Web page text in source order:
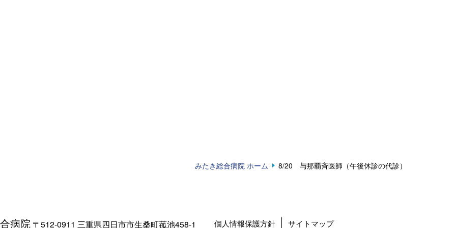
みたき総合病院 ホーム 8/20 与那覇斉医師（午後休診の代診）
病院 〒512-0911 三重県四日市市生桑町菰池458-1 個人情報保護方針 サイトマップ